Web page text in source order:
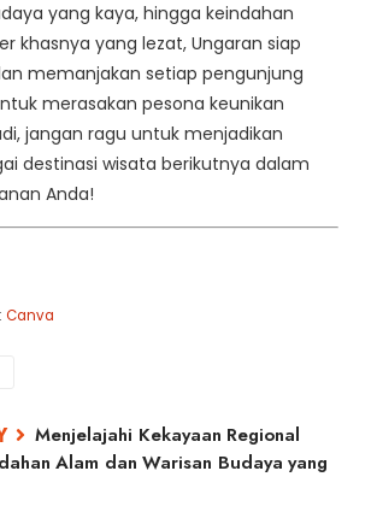
yang kaya, hingga keindahan
khasnya yang lezat, Ungaran siap
memanjakan setiap pengunjung
merasakan pesona keunikan
jangan ragu untuk menjadikan
destinasi wisata berikutnya dalam
Anda!
Canva
Menjelajahi Kekayaan Regional
Alam dan Warisan Budaya yang